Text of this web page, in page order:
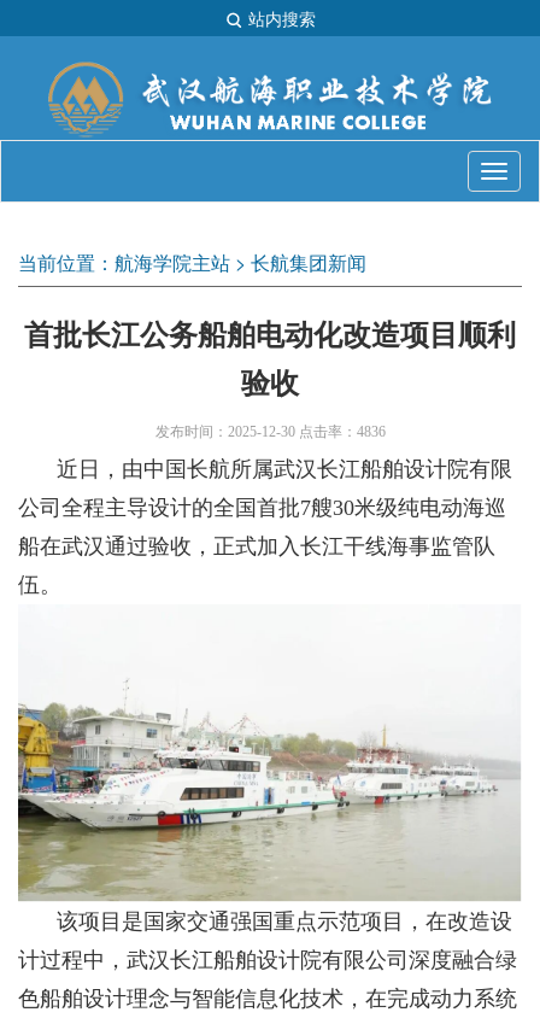
站内搜索
当前位置： 航海学院主站 > 长航集团新闻
首批长江公务船舶电动化改造项目顺利
验收
发布时间：2025-12-30 点击率：4836
近日，由中国长航所属武汉长江船舶设计院有限
公司全程主导设计的全国首批7艘30米级纯电动海巡
船在武汉通过验收，正式加入长江干线海事监管队
伍。
该项目是国家交通强国重点示范项目，在改造设
计过程中，武汉长江船舶设计院有限公司深度融合绿
色船舶设计理念与智能信息化技术，在完成动力系统